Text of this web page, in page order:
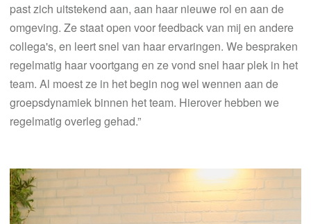
past zich uitstekend aan, aan haar nieuwe rol en aan de
omgeving. Ze staat open voor feedback van mij en andere
collega's, en leert snel van haar ervaringen. We bespraken
regelmatig haar voortgang en ze vond snel haar plek in het
team. Al moest ze in het begin nog wel wennen aan de
groepsdynamiek binnen het team. Hierover hebben we
regelmatig overleg gehad.”